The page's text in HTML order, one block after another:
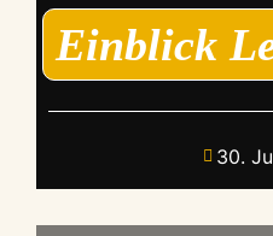
Einblick
30.